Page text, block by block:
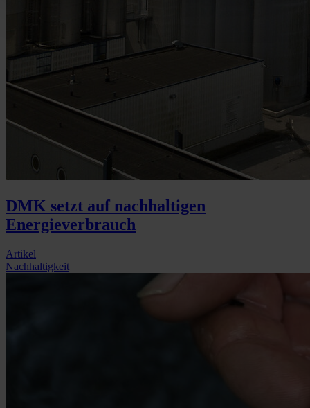
DMK setzt auf nachhaltigen
Energieverbrauch
Artikel
Nachhaltigkeit